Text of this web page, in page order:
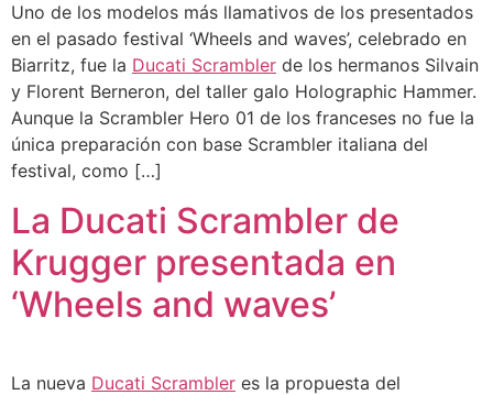
Uno de los modelos más llamativos de los presentados
en el pasado festival ‘Wheels and waves’, celebrado en
Biarritz, fue la Ducati Scrambler de los hermanos Silvain
y Florent Berneron, del taller galo Holographic Hammer.
Aunque la Scrambler Hero 01 de los franceses no fue la
única preparación con base Scrambler italiana del
festival, como […]
La Ducati Scrambler de
Krugger presentada en
‘Wheels and waves’
La nueva Ducati Scrambler es la propuesta del